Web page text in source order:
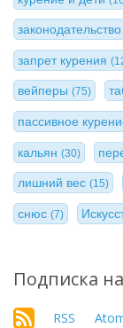
законодательство
запрет курения
вейперы (75)
пассивное
кальян (30)
лишний вес (15)
снюс (7)
Подписка
RSS